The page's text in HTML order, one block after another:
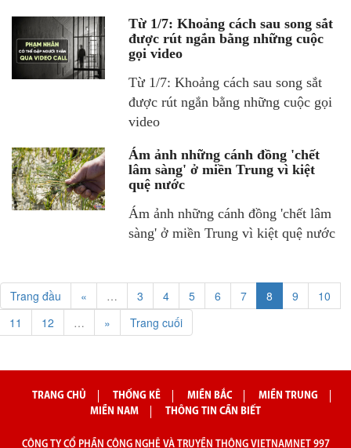
Từ 1/7: Khoảng cách sau song sắt
được rút ngắn bằng những cuộc
gọi video
Từ 1/7: Khoảng cách sau song sắt
được rút ngắn bằng những cuộc gọi
video
Ám ảnh những cánh đồng 'chết
lâm sàng' ở miền Trung vì kiệt
quệ nước
Ám ảnh những cánh đồng 'chết lâm
sàng' ở miền Trung vì kiệt quệ nước
Trang đầu « … 3 4 5 6 7 8 9
10
11
12 … » Trang cuối
TRANG CHỦ THỐNG KÊ MIỀN BẮC
MIỀN TRUNG
MIỀN NAM
THÔNG TIN CẦN BIẾT
CÔNG TY CỔ PHẦN CÔNG NGHỆ VÀ TRUYỀN THÔNG VIETNAMNET 997